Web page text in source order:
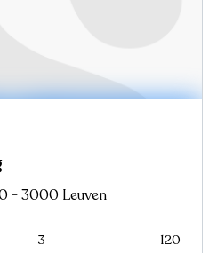
- 3000 Leuven
3 120